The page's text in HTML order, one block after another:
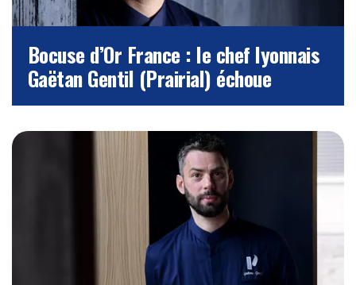
Bocuse d’Or France : le chef lyonnais
Gaëtan Gentil (Prairial) échoue